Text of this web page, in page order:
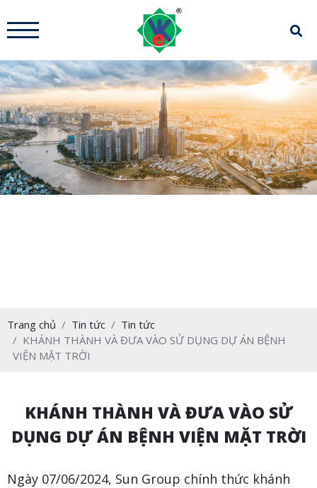
Trang chủ Tin tức
Tin tức
KHÁNH THÀNH VÀ ĐƯA VÀO SỬ DỤNG DỰ ÁN BỆNH
VIỆN MẶT TRỜI
KHÁNH THÀNH VÀ ĐƯA VÀO SỬ
DỤNG DỰ ÁN BỆNH VIỆN MẶT TRỜI
Ngày 07/06/2024, Sun Group chính thức khánh